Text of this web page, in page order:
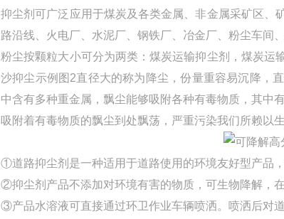
抑尘剂可广泛应用于煤炭及各类金属、非金属采矿区
路沿线、火电厂、水泥厂、钢铁厂、冶金厂、粉尘车间
粉尘按颗粒大小可分为两类：煤炭运输抑尘剂，煤炭
沙抑尘示例图2直径大的称为降尘，份量重容易沉降，
中含有多种重金属，飘尘能够吸附各种有毒物质，其中
吸附着有毒物质的飘尘到处飘荡，严重污染我们所赖以生
①道路抑尘剂是一种适用于道路使用的环境友好型产品
②抑尘剂产品不添加对环境有害的物质，可生物降解，
③产品水溶液可直接通过环卫作业车辆喷洒。喷洒后对